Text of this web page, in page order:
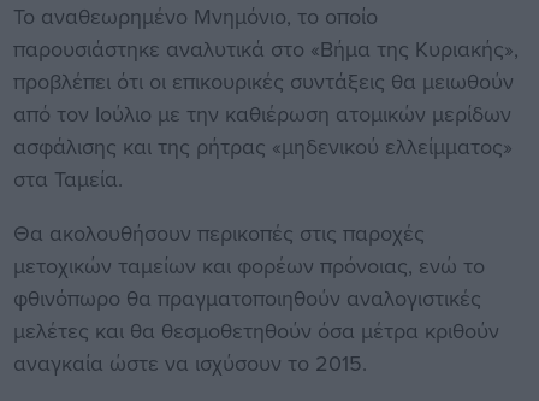
Το αναθεωρημένο Μνημόνιο, το οποίο
παρουσιάστηκε αναλυτικά στο «Βήμα της Κυριακής»,
προβλέπει ότι οι επικουρικές συντάξεις θα μειωθούν
από τον Ιούλιο με την καθιέρωση ατομικών μερίδων
ασφάλισης και της ρήτρας «μηδενικού ελλείμματος»
στα Ταμεία.
Θα ακολουθήσουν περικοπές στις παροχές
μετοχικών ταμείων και φορέων πρόνοιας, ενώ το
φθινόπωρο θα πραγματοποιηθούν αναλογιστικές
μελέτες και θα θεσμοθετηθούν όσα μέτρα κριθούν
αναγκαία ώστε να ισχύσουν το 2015.